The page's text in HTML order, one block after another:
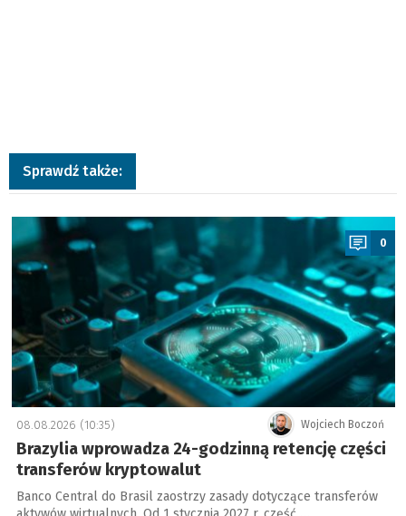
Sprawdź także:
a
0
Wojciech Boczoń
08.08.2026 (10:35)
Brazylia wprowadza 24-godzinną retencję części
transferów kryptowalut
Banco Central do Brasil zaostrzy zasady dotyczące transferów